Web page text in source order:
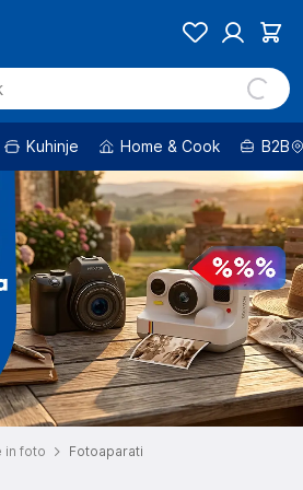
Kuhinje Home & Cook B2B
in foto Fotoaparati